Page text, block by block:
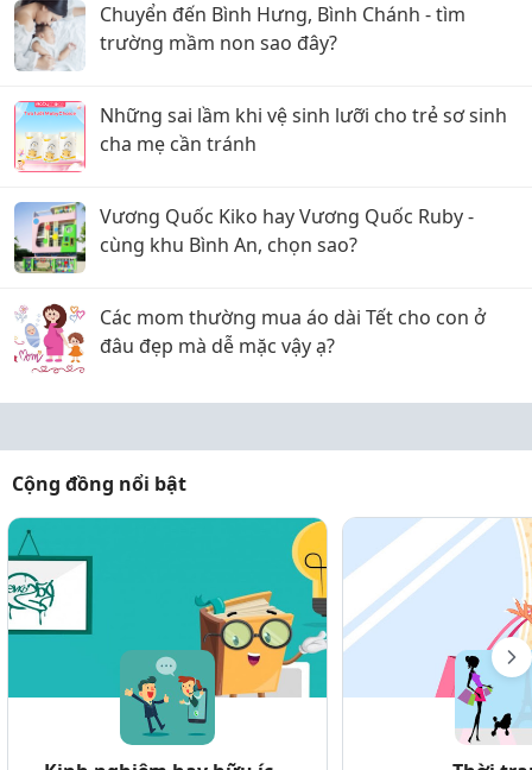
Chuyển đến Bình Hưng, Bình Chánh - tìm
trường mầm non sao đây?
Những sai lầm khi vệ sinh lưỡi cho trẻ sơ sinh
cha mẹ cần tránh
Vương Quốc Kiko hay Vương Quốc Ruby -
cùng khu Bình An, chọn sao?
Các mom thường mua áo dài Tết cho con ở
đâu đẹp mà dễ mặc vậy ạ?
Cộng đồng nổi bật